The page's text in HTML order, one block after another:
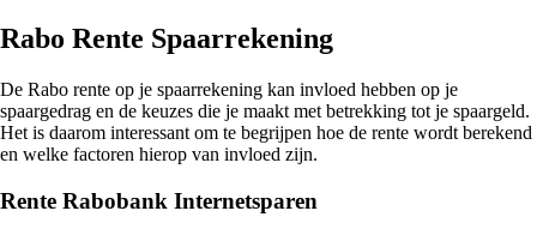
Rabo Rente Spaarrekening
De Rabo rente op je spaarrekening kan invloed hebben op je
spaargedrag en de keuzes die je maakt met betrekking tot je spaargeld.
Het is daarom interessant om te begrijpen hoe de rente wordt berekend
en welke factoren hierop van invloed zijn.
Rente Rabobank Internetsparen